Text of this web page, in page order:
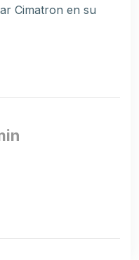
Cimatron en su